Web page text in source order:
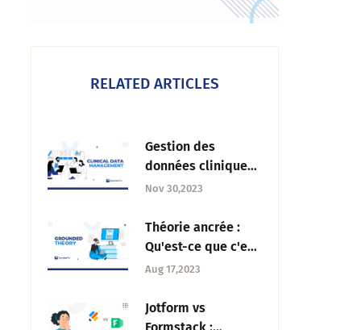
RELATED ARTICLES
Gestion des
données cliniques :
Qu'est-ce que c'est,
Nov 30,2023
Théorie ancrée :
Qu'est-ce que c'est
+ Approche de la
qualitative
Aug 17,2023
Jotform vs